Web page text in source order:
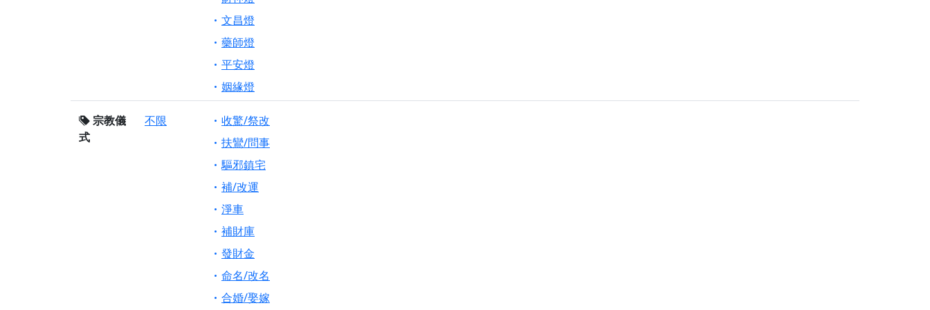
文昌燈
藥師燈
平安燈
姻緣燈
宗教儀
式
不限
收驚/祭改
扶鸞/問事
驅邪鎮宅
補/改運
淨車
補財庫
發財金
命名/改名
合婚/娶嫁